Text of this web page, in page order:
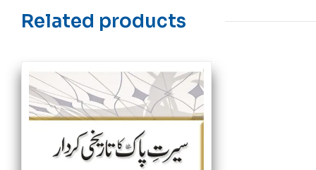
Related products